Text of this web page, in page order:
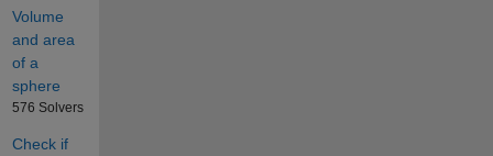
Volume
and area
of a
sphere
576 Solvers
Check if